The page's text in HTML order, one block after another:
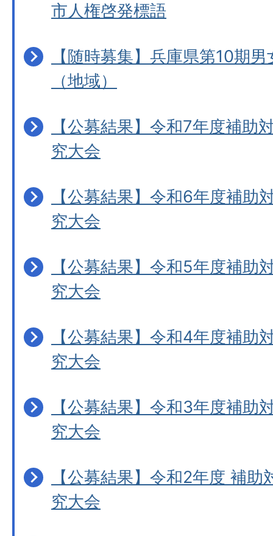
市人権啓発標語
【随時募集】兵庫県第10期
（地域）
【公募結果】令和7年度補助
究大会
【公募結果】令和6年度補助
究大会
【公募結果】令和5年度補助
究大会
【公募結果】令和4年度補助
究大会
【公募結果】令和3年度補助
究大会
【公募結果】令和2年度 補
究大会